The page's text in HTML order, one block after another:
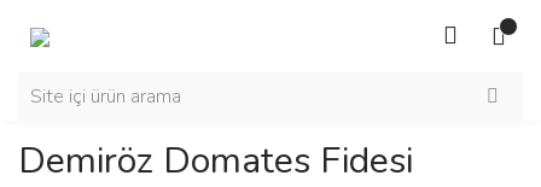
Demiröz Domates Fidesi